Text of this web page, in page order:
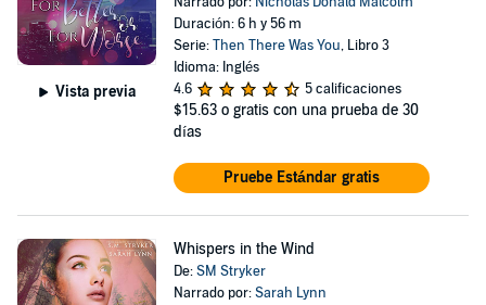
Vista previa
Duración: 6 h y 56 m
Serie:Then There Was You, Libro 3
Idioma: Inglés
4.6
5 calificaciones
$15.63 o gratis con una prueba de 30
días
Pruebe Estándar gratis
Whispers in the Wind
De:SM Stryker
Narrado por:Sarah Lynn